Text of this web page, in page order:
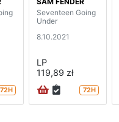
72H
Seventeen Going
Under
8.10.2021
LP
119,89 zł
72H